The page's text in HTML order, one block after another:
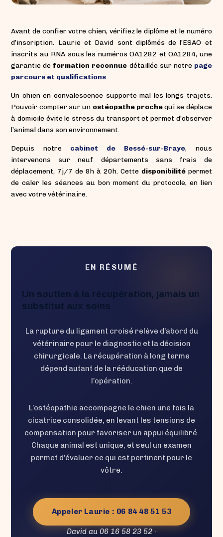
Avant de confier votre chien, vérifiez le diplôme et le numéro
d’inscription. Laurie et David sont diplômés de l’ESAO et
inscrits au RNA sous les numéros OA1282 et OA1284, une
garantie de formation reconnue détaillée sur notre page
parcours et qualifications.
Un chien en convalescence supporte mal les longs trajets.
Pouvoir compter sur un ostéopathe prochequi se déplace
à domicile évite le stress du transport et permet d’observer
l’animal dans son environnement.
Depuis notre cabinet de Bessé-sur-Braye, nous
intervenons sur neuf départements sans frais de
déplacement, 7j/7 de 8h à 20h. Cette disponibilitépermet
de caler les séances au bon moment du protocole, en lien
avec votre vétérinaire.
EN RÉSUMÉ
Un soutien à la récupération, jamais un
substitut aux soins
La rupture du ligament croisé relève d’abord du
vétérinaire pour le diagnostic et la décision
chirurgicale. La récupération à long terme
dépend autant de la rééducation que de
l’opération.
L’ostéopathie accompagne le chien une fois la
cicatrice consolidée, en levant les tensions de
compensation pour favoriser un appui équilibré.
Chaque animal est unique, et seul un examen
permet d’évaluer ce qui est pertinent pour le
vôtre.
Appeler Laurie : 06 84 48 51 53
David au 06 16 58 23 52 ·